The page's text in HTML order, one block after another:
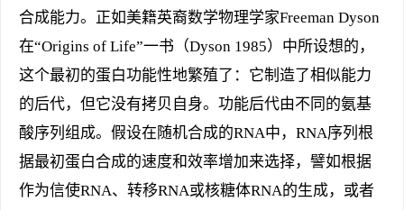
合成能力。正如美籍英裔数学物理学家Freeman Dyson
在“Origins of Life”一书（Dyson 1985）中所设想的，
这个最初的蛋白功能性地繁殖了：它制造了相似能力
的后代，但它没有拷贝自身。功能后代由不同的氨基
酸序列组成。假设在随机合成的RNA中，RNA序列根
据最初蛋白合成的速度和效率增加来选择，譬如根据
作为信使RNA、转移RNA或核糖体RNA的生成，或者